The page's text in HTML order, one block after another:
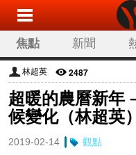
焦點 新聞
科技
生活
讀者來稿
專欄分
林超英 2487
超暖的農曆新年
候變化（林超英）
2019-02-14 觀點